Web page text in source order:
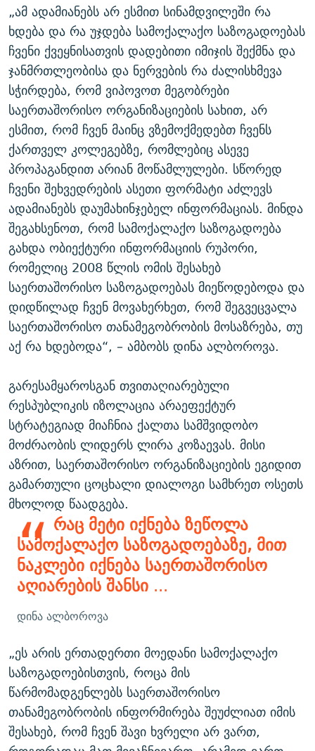
„ამ ადამიანებს არ ესმით სინამდვილეში რა
ხდება და რა უჯდება სამოქალაქო საზოგადოებას
ჩვენი ქვეყნისათვის დადებითი იმიჯის შექმნა და
ჯანმრთლეობისა და ნერვების რა ძალისხმევა
სჭირდება, რომ ვიპოვოთ მეგობრები
საერთაშორისო ორგანიზაციების სახით, არ
ესმით, რომ ჩვენ მაინც ვზემოქმედებთ ჩვენს
ქართველ კოლეგებზე, რომლებიც ასევე
პროპაგანდით არიან მოწამლულები. სწორედ
ჩვენი შეხვედრების ასეთი ფორმატი აძლევს
ადამიანებს დაუმახინჯებელ ინფორმაციას. მინდა
შეგახსენოთ, რომ სამოქალაქო საზოგადოება
გახდა ობიექტური ინფორმაციის რუპორი,
რომელიც 2008 წლის ომის შესახებ
საერთაშორისო საზოგადოებას მიეწოდებოდა და
დიდწილად ჩვენ მოვახერხეთ, რომ შეგვეცვალა
საერთაშორისო თანამეგობრობის მოსაზრება, თუ
აქ რა ხდებოდა“, – ამბობს დინა ალბოროვა.
გარესამყაროსგან თვითაღიარებული
რესპუბლიკის იზოლაცია არაეფექტურ
სტრატეგიად მიაჩნია ქალთა სამშვიდობო
მოძრაობის ლიდერს ლირა კოზაევას. მისი
აზრით, საერთაშორისო ორგანიზაციების ეგიდით
გამართული ცოცხალი დიალოგი სამხრეთ ოსეთს
მხოლოდ წაადგება.
რაც მეტი იქნება ზეწოლა
სამოქალაქო საზოგადოებაზე, მით
ნაკლები იქნება საერთაშორისო
აღიარების შანსი ...
დინა ალბოროვა
„ეს არის ერთადერთი მოედანი სამოქალაქო
საზოგადოებისთვის, როცა მის
წარმომადგენლებს საერთაშორისო
თანამეგობრობის ინფორმირება შეუძლიათ იმის
შესახებ, რომ ჩვენ შავი ხვრელი არ ვართ,